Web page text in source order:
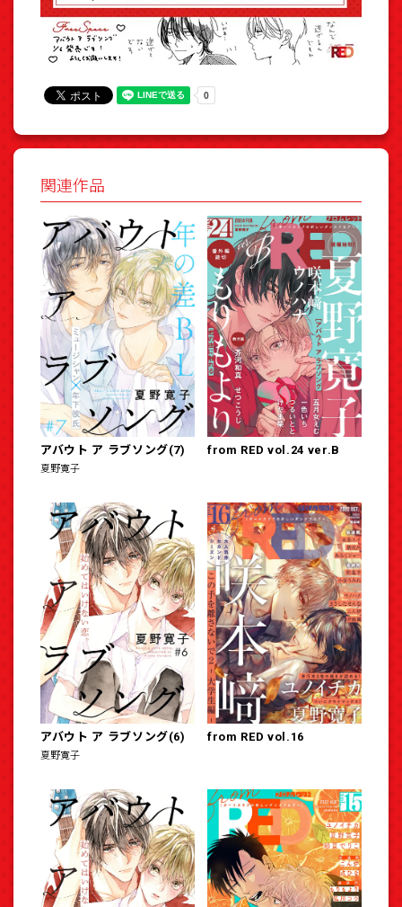
関連作品
アバウト ア ラブソング(7)
夏野寛子
from RED vol.24 ver.B
アバウト ア ラブソング(6)
夏野寛子
from RED vol.16